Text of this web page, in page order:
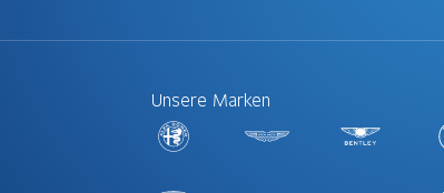
Unsere Marken